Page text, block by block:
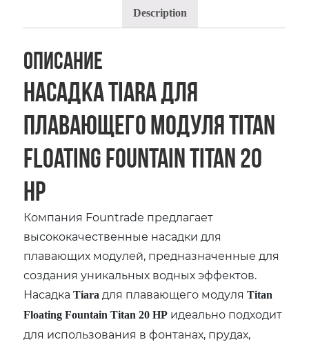
Description
Описание
Насадка Tiara для
плавающего модуля Titan
Floating Fountain Titan 20
HP
Компания Fountrade предлагает
высококачественные насадки для
плавающих модулей, предназначенные для
создания уникальных водных эффектов.
НасадкаTiara для плавающего модуляTitan
Floating Fountain Titan 20 HP идеально подходит
для использования в фонтанах, прудах,